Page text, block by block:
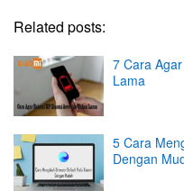
Related posts:
7 Cara
Lama
5 Cara
Dengan